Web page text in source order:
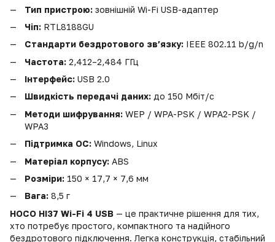
Тип пристрою: зовнішній Wi-Fi USB-адаптер
Чіп: RTL8188GU
Стандарти бездротового зв’язку: IEEE 802.11 b/g/n
Частота: 2,412–2,484 ГГц
Інтерфейс: USB 2.0
Швидкість передачі даних: до 150 Мбіт/с
Методи шифрування: WEP / WPA-PSK / WPA2-PSK /
WPA3
Підтримка ОС: Windows, Linux
Матеріал корпусу: ABS
Розміри: 150 × 17,7 × 7,6 мм
Вага: 8,5 г
HOCO HI37 Wi-Fi 4 USB — це практичне рішення для тих,
хто потребує простого, компактного та надійного
бездротового підключення. Легка конструкція, стабільний